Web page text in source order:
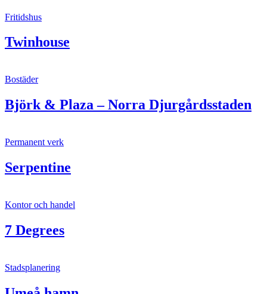
Fritidshus
Twinhouse
Bostäder
Björk & Plaza – Norra Djurgårdsstaden
Permanent verk
Serpentine
Kontor och handel
7 Degrees
Stadsplanering